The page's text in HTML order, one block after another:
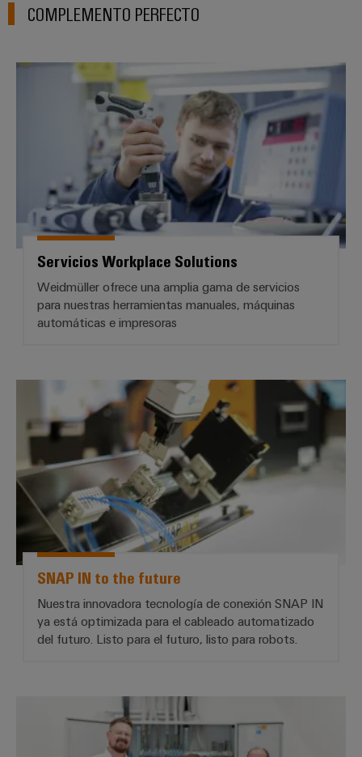
COMPLEMENTO PERFECTO
Servicios Workplace Solutions
Servicios Workplace Solutions
Weidmüller ofrece una amplia gama de servicios
para nuestras herramientas manuales, máquinas
automáticas e impresoras
*SNAP IN to the future*
SNAP IN to the future
Nuestra innovadora tecnología de conexión SNAP IN
ya está optimizada para el cableado automatizado
del futuro. Listo para el futuro, listo para robots.
Online Weidmüller Configurator